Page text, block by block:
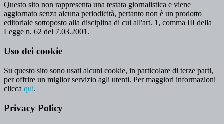
Questo sito non rappresenta una testata giornalistica e viene
aggiornato senza alcuna periodicità, pertanto non è un prodotto
editoriale sottoposto alla disciplina di cui all'art. 1, comma III della
Legge n. 62 del 7.03.2001.
Uso dei cookie
Su questo sito sono usati alcuni cookie, in particolare di terze parti,
per offrire un miglior servizio agli utenti. Per maggiori informazioni
clicca qui.
Privacy Policy